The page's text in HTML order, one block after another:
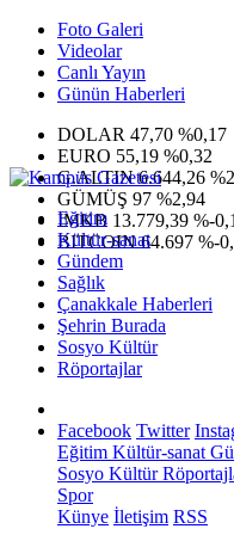
Foto Galeri
Videolar
Canlı Yayın
Günün Haberleri
DOLAR 47,70 %0,17
EURO 55,19 %0,32
G.ALTIN6.644,26
GÜMÜŞ 97 %2,94
IMKB 13.779,39 %-
BITCOIN64.697 %-
Eğitim
Kültür-sanat
Gündem
Sağlık
Çanakkale Haberleri
Şehrin Burada
Sosyo Kültür
Röportajlar
Facebook Twitter
Eğitim Kültür-sanat
Sosyo Kültür
Spor
Künye İletişim RSS